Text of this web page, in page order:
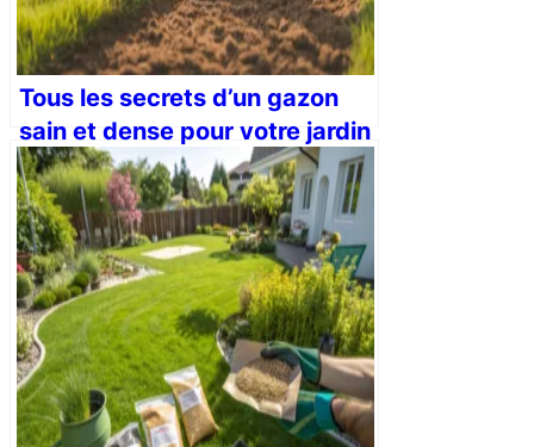
Tous les secrets d’un gazon
sain et dense pour votre jardin